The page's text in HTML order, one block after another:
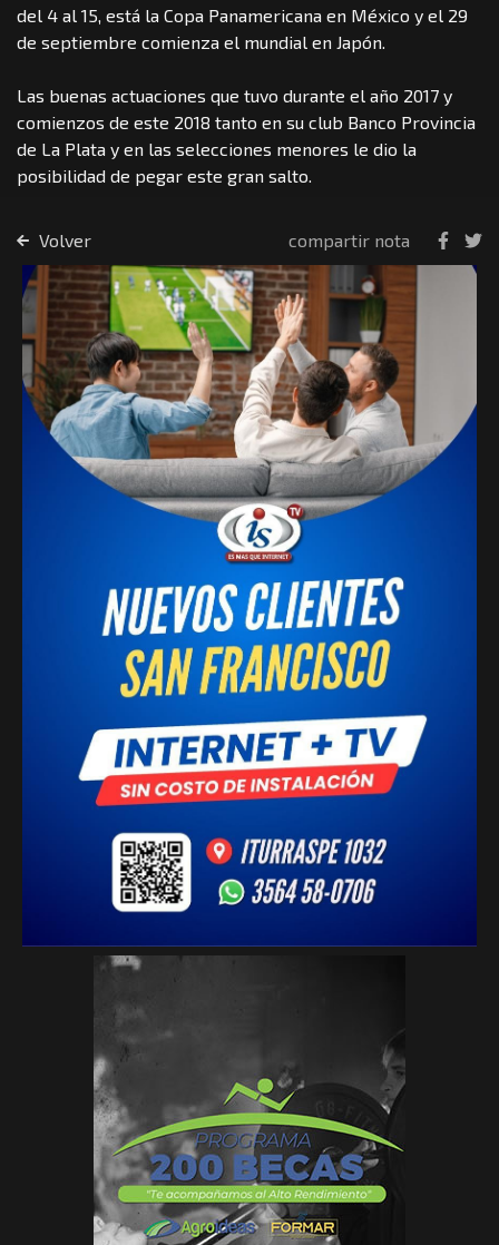
del 4 al 15, está la Copa Panamericana en México y el 29
de septiembre comienza el mundial en Japón.
Las buenas actuaciones que tuvo durante el año 2017 y
comienzos de este 2018 tanto en su club Banco Provincia
de La Plata y en las selecciones menores le dio la
posibilidad de pegar este gran salto.
Volver compartir nota